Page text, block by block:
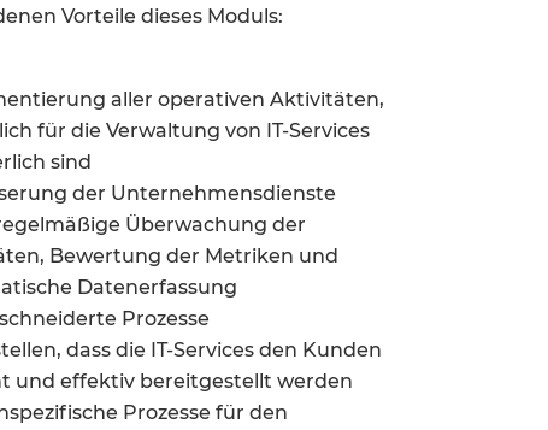
Vorteile dieses Moduls:
aller operativen Aktivitäten,
für die Verwaltung von IT-Services
sind
der Unternehmensdienste
Überwachung der
Bewertung der Metriken und
Datenerfassung
Prozesse
dass die IT-Services den Kunden
und effektiv bereitgestellt werden
Prozesse für den